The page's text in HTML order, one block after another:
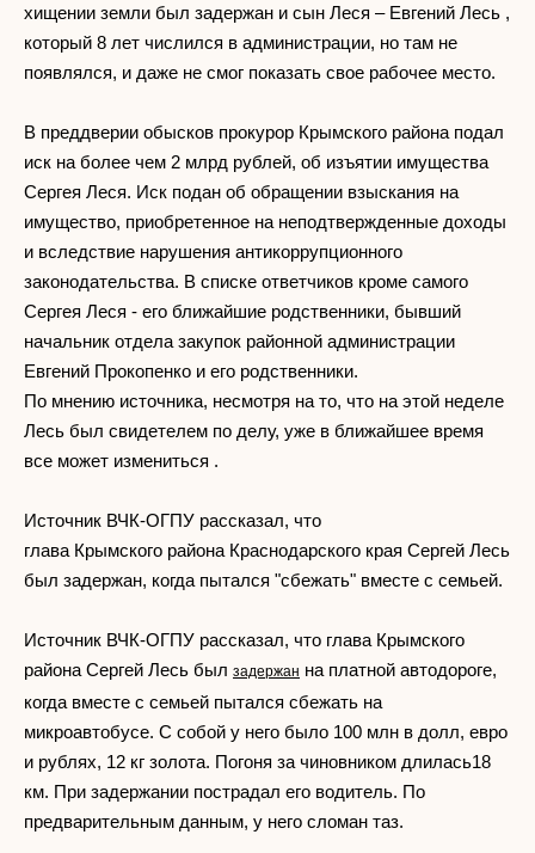
хищении земли был задержан и сын Леся – Евгений Лесь ,
который 8 лет числился в администрации, но там не
появлялся, и даже не смог показать свое рабочее место.
В преддверии обысков прокурор Крымского района подал
иск на более чем 2 млрд рублей, об изъятии имущества
Сергея Леся. Иск подан об обращении взыскания на
имущество, приобретенное на неподтвержденные доходы
и вследствие нарушения антикоррупционного
законодательства. В списке ответчиков кроме самого
Сергея Леся - его ближайшие родственники, бывший
начальник отдела закупок районной администрации
Евгений Прокопенко и его родственники.
По мнению источника, несмотря на то, что на этой неделе
Лесь был свидетелем по делу, уже в ближайшее время
все может измениться .
Источник ВЧК-ОГПУ рассказал, что
глава Крымского района Краснодарского края Сергей Лесь
был задержан, когда пытался "сбежать" вместе с семьей.
Источник ВЧК-ОГПУ рассказал, что глава Крымского
района Сергей Лесь был задержан на платной автодороге,
когда вместе с семьей пытался сбежать на
микроавтобусе. С собой у него было 100 млн в долл, евро
и рублях, 12 кг золота. Погоня за чиновником длилась18
км. При задержании пострадал его водитель. По
предварительным данным, у него сломан таз.